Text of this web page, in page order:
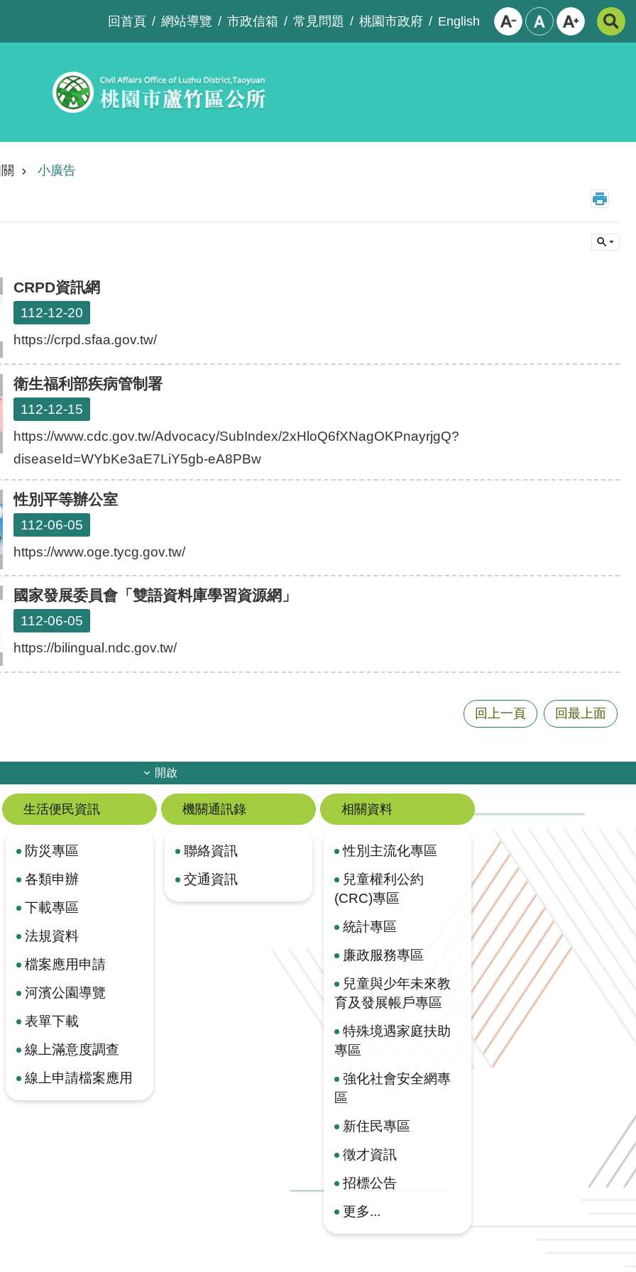
回首頁 網站導覽 市政信箱 常見問題 桃園市政府 English
小廣告
CRPD資訊網
112-12-20
https://crpd.sfaa.gov.tw/
衛生福利部疾病管制署
112-12-15
https://www.cdc.gov.tw/Advocacy/SubIndex/2xHloQ6fXNagOKPnayrjgQ?
diseaseId=WYbKe3aE7LiY5gb-eA8PBw
性別平等辦公室
112-06-05
https://www.oge.tycg.gov.tw/
國家發展委員會「雙語資料庫學習資源網」
112-06-05
https://bilingual.ndc.gov.tw/
回上一頁 回最上面
開啟
生活便民資訊
防災專區
各類申辦
下載專區
法規資料
檔案應用申請
河濱公園導覽
表單下載
線上滿意度調查
線上申請檔案應用
機關通訊錄
聯絡資訊
交通資訊
相關資料
性別主流化專區
兒童權利公約
(CRC)專區
統計專區
廉政服務專區
兒童與少年未來教
育及發展帳戶專區
特殊境遇家庭扶助
專區
強化社會安全網專
區
新住民專區
徵才資訊
招標公告
更多...